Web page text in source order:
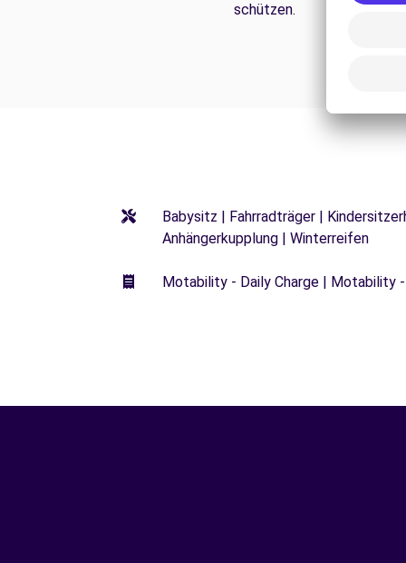
schützen.
Babysitz | Fahrradträger |
Anhängerkupplung | Winterreifen
Motability - Daily Charge | Motability